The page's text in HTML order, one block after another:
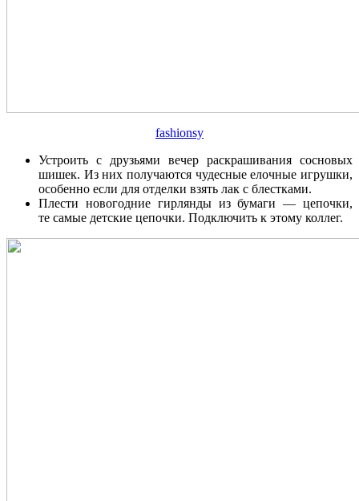
fashionsy
Устроить с друзьями вечер раскрашивания сосновых
шишек. Из них получаются чудесные елочные игрушки,
особенно если для отделки взять лак с блестками.
Плести новогодние гирлянды из бумаги — цепочки,
те самые детские цепочки. Подключить к этому коллег.